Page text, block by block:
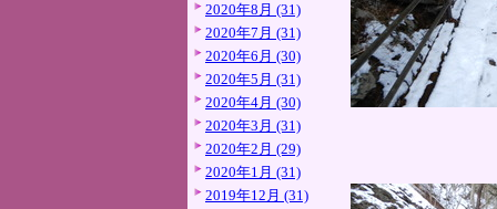
2020年8月 (31)
2020年7月 (31)
2020年6月 (30)
2020年5月 (31)
2020年4月 (30)
2020年3月 (31)
2020年2月 (29)
2020年1月 (31)
2019年12月 (31)